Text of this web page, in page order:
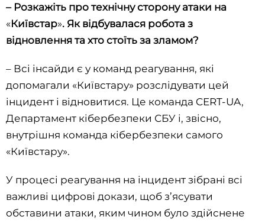
– Розкажіть про технічну сторону атаки на
«Київстар». Як відбувалася робота з
відновлення та хто стоїть за зламом?
– Всі інсайди є у команд реагування, які
допомагали «Київстару» розслідувати цей
інцидент і відновитися. Це команда CERT-UA,
Департамент кібербезпеки СБУ і, звісно,
внутрішня команда кібербезпеки самого
«Київстару».
У процесі реагування на інцидент зібрані всі
важливі цифрові докази, щоб з’ясувати
обставини атаки, яким чином було здійснене